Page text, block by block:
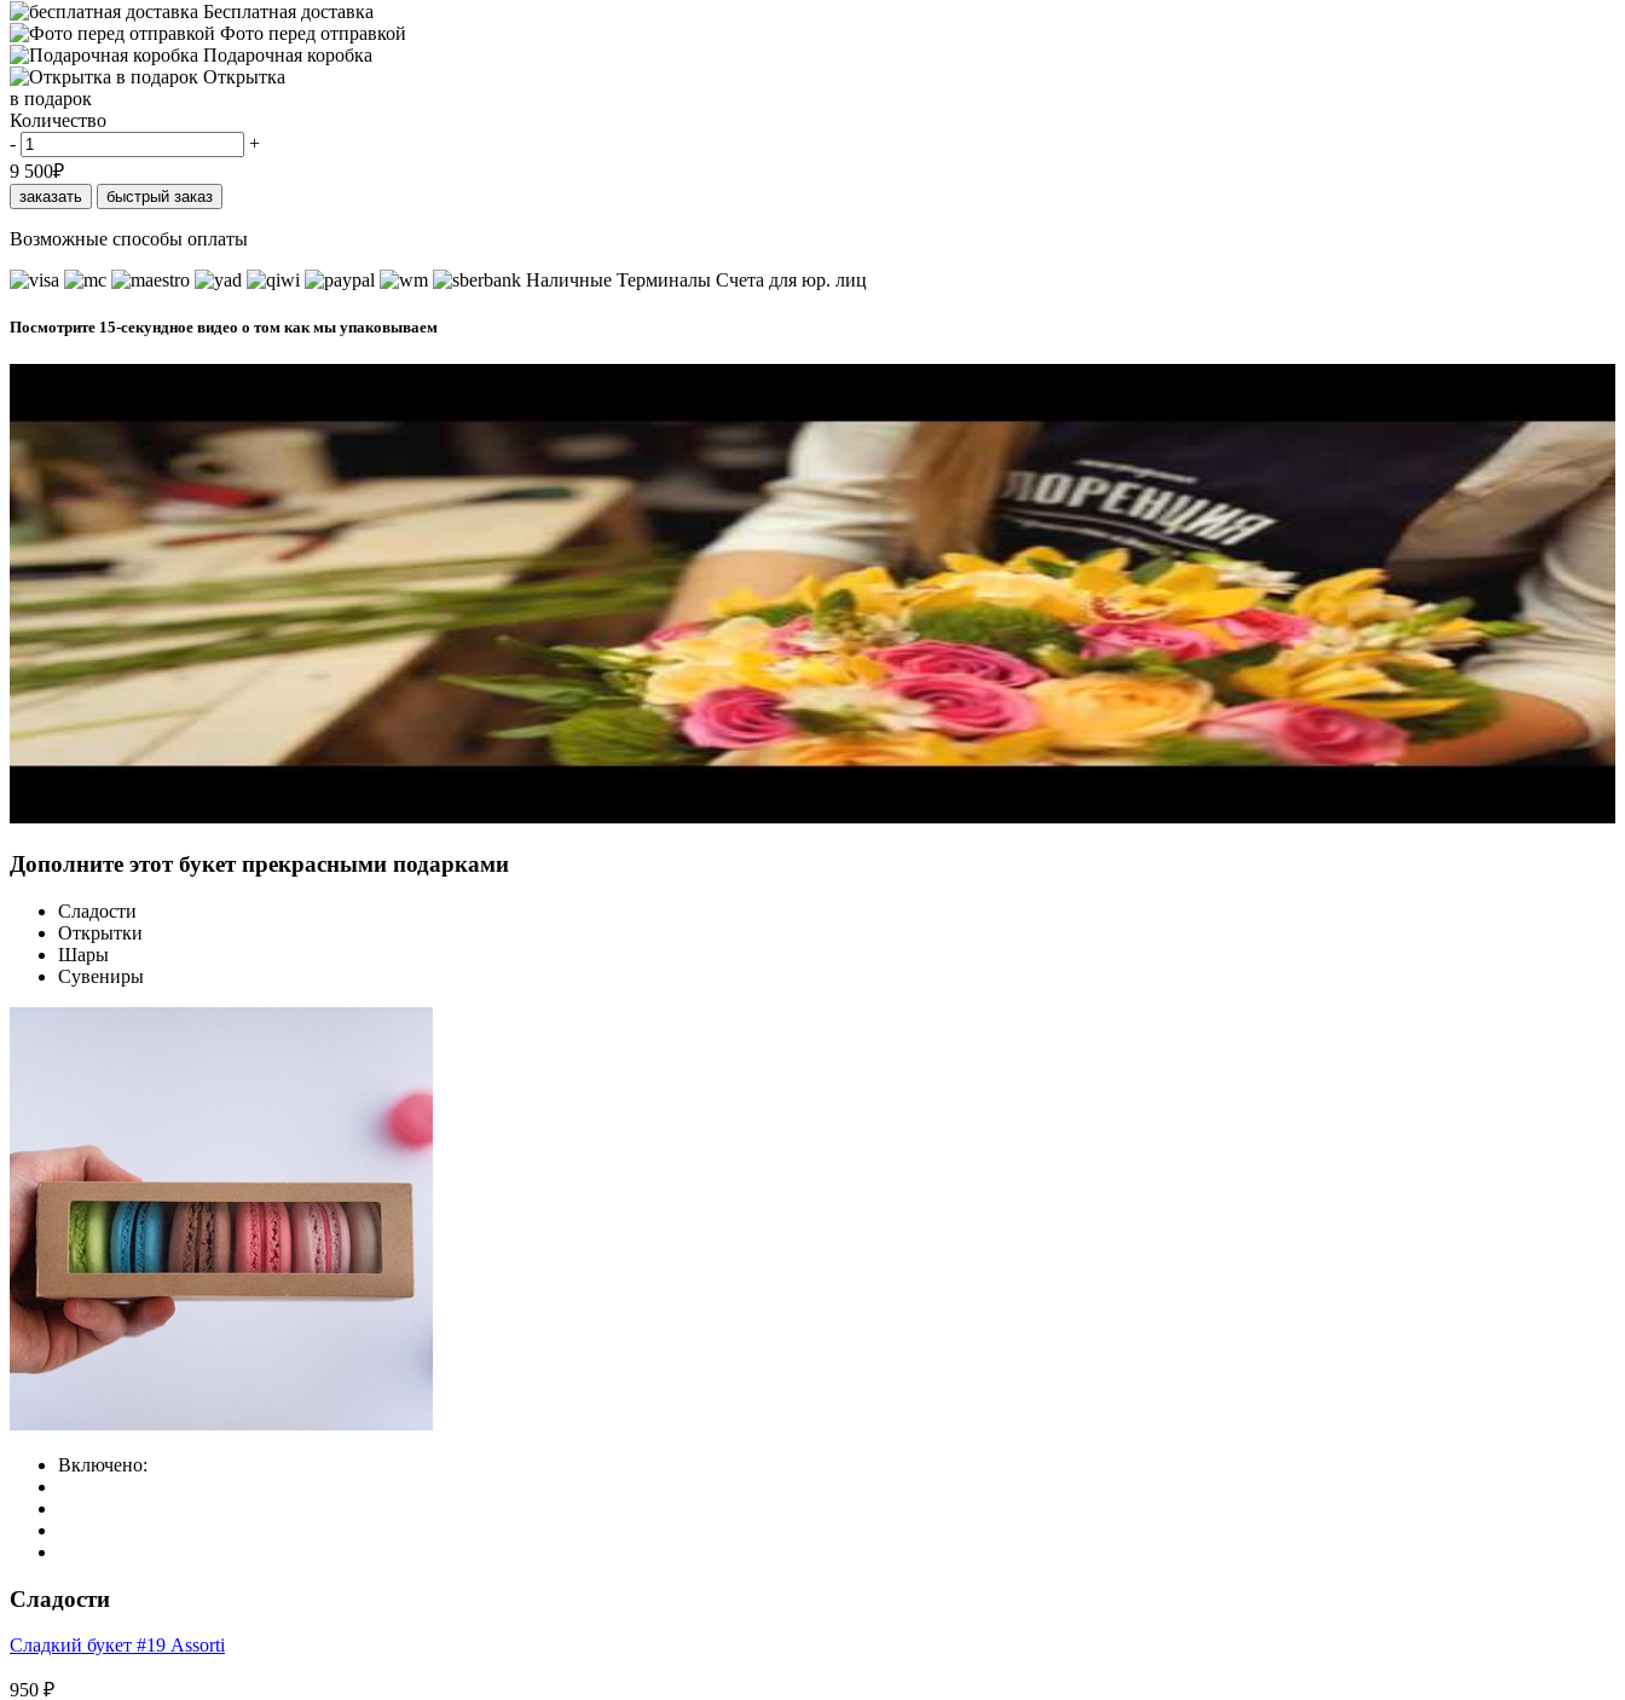
Бесплатная доставка
Фото перед отправкой
Подарочная коробка
Открытка
в подарок
Количество
-
+
9 500₽
заказать быстрый заказ
Возможные способы оплаты
Наличные Терминалы Счета для юр. лиц
Посмотрите 15-секундное видео о том как мы упаковываем
Дополните этот букет прекрасными подарками
Сладости
Открытки
Шары
Сувениры
Включено:
Сладости
Сладкий букет #19 Assorti
950 ₽